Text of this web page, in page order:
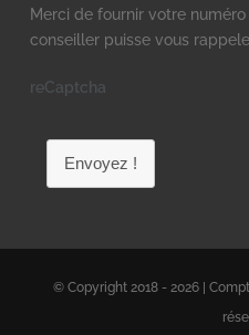
Merci de fournir votre
conseiller puisse vous
reCaptcha
Envoyez !
© Copyright 2018 - 2026 |